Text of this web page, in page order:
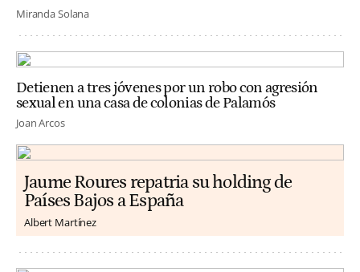
Miranda Solana
Detienen a tres jóvenes por un robo con agresión
sexual en una casa de colonias de Palamós
Joan Arcos
Jaume Roures repatria su holding de
Países Bajos a España
Albert Martínez